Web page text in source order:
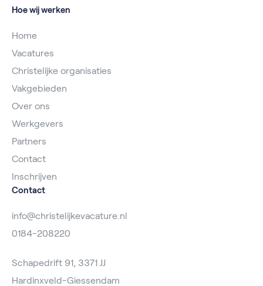
Hoe wij werken
Home
Vacatures
Christelijke organisaties
Vakgebieden
Over ons
Werkgevers
Partners
Contact
Inschrijven
Contact
info@christelijkevacature.nl
0184-208220
Schapedrift 91, 3371 JJ
Hardinxveld-Giessendam